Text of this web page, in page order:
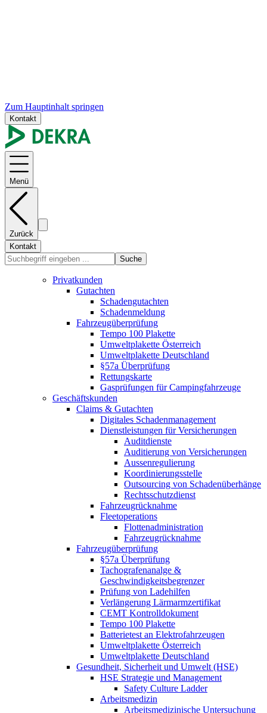
Zum Hauptinhalt springen
Kontakt
Menü
Zurück
Kontakt
Suche
Privatkunden
Gutachten
Schadengutachten
Schadenmeldung
Fahrzeugüberprüfung
Tempo 100 Plakette
Umweltplakette Österreich
Umweltplakette Deutschland
§57a Überprüfung
Rettungskarte
Gasprüfungen für Campingfahrzeuge
Geschäftskunden
Claims & Gutachten
Digitales Schadenmanagement
Dienstleistungen für Versicherungen
Auditdienste
Auditierung von Versicherungen
Aussenregulierung
Koordinierungsstelle
Outsourcing von Schadenüberhänge
Rechtsschutzdienst
Fahrzeugrücknahme
Fleetoperations
Flottenadministration
Fahrzeugrücknahme
Fahrzeugüberprüfung
§57a Überprüfung
Tachografenanalge &
Geschwindigkeitsbegrenzer
Prüfung von Ladehilfen
Verlängerung Lärmarmzertifikat
CEMT Kontrolldokument
Tempo 100 Plakette
Batterietest an Elektrofahrzeugen
Umweltplakette Österreich
Umweltplakette Deutschland
Gesundheit, Sicherheit und Umwelt (HSE)
HSE Strategie und Management
Safety Culture Ladder
Arbeitsmedizin
Arbeitsmedizinische Untersuchung